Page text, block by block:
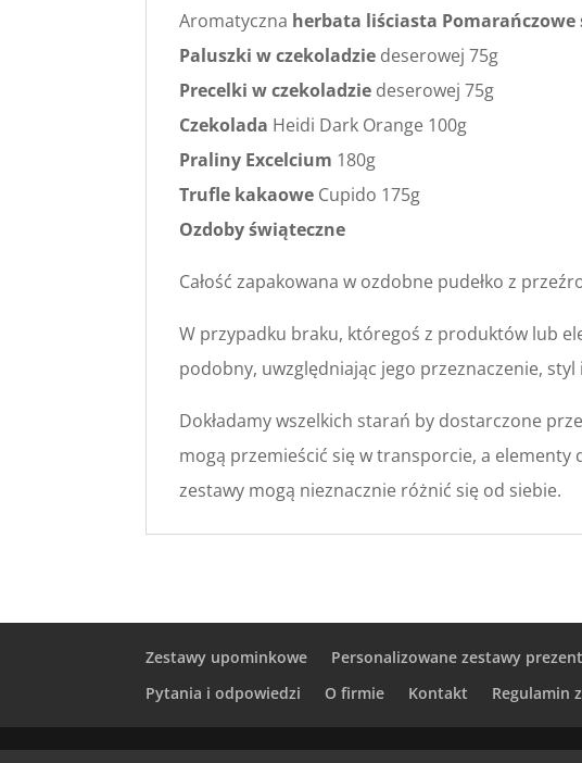
Aromatyczna herbata liściasta Pomarańczowe
Paluszki w czekoladzie deserowej 75g
Precelki w czekoladzie deserowej 75g
Czekolada Heidi Dark Orange 100g
Praliny Excelcium 180g
Trufle kakaowe Cupido 175g
Ozdoby świąteczne
Całość zapakowana w ozdobne pudełko z
W przypadku braku, któregoś z produktów lub
podobny, uwzględniając jego przeznaczenie,
Dokładamy wszelkich starań by dostarczone
mogą przemieścić się w transporcie, a
zestawy mogą nieznacznie różnić się od siebie.
Zestawy upominkowe Personalizowane zestawy
Pytania i odpowiedzi
O firmie Kontakt Regulamin